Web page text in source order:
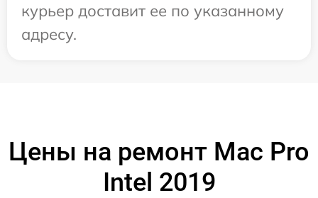
курьер доставит ее по указанному
адресу.
Цены на ремонт Mac Pro
Intel 2019